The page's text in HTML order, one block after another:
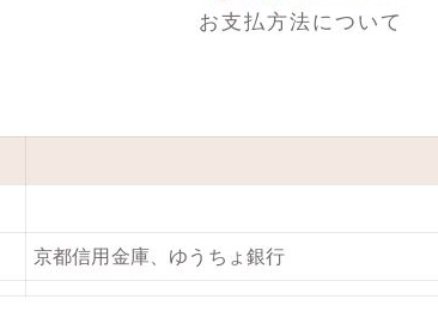
お支払方法について
京都信用金庫、ゆうちょ銀行